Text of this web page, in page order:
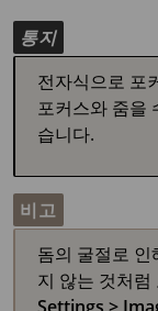
통지
전자식으로 포
포커스와 줌을
습니다.
비고
돔의 굴절로
지 않는 것처럼